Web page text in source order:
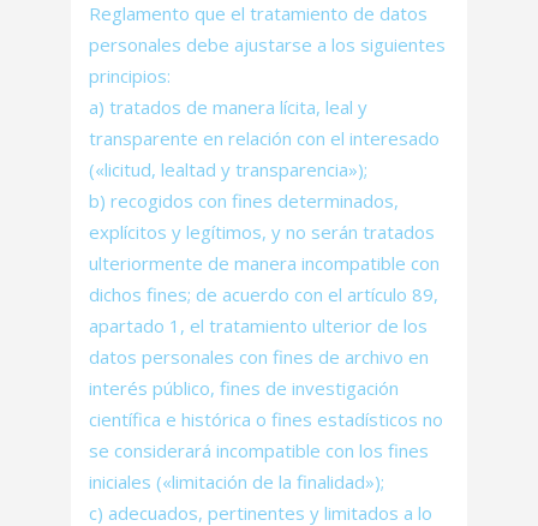
Reglamento que el tratamiento de datos
personales debe ajustarse a los siguientes
principios:
a) tratados de manera lícita, leal y
transparente en relación con el interesado
(«licitud, lealtad y transparencia»);
b) recogidos con fines determinados,
explícitos y legítimos, y no serán tratados
ulteriormente de manera incompatible con
dichos fines; de acuerdo con el artículo 89,
apartado 1, el tratamiento ulterior de los
datos personales con fines de archivo en
interés público, fines de investigación
científica e histórica o fines estadísticos no
se considerará incompatible con los fines
iniciales («limitación de la finalidad»);
c) adecuados, pertinentes y limitados a lo